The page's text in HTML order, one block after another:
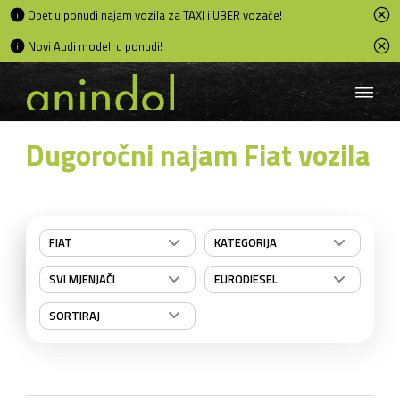
Opet u ponudi najam vozila za TAXI i UBER vozače!
Novi Audi modeli u ponudi!
Dugoročni najam Fiat vozila
FIAT KATEGORIJA
SVI MJENJAČI EURODIESEL
SORTIRAJ